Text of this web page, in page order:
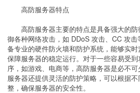
高防服务器特点
高防服务器主要的特点是具备强大的防
御各种网络攻击，如 DDoS 攻击、CC 攻
备专业的硬件防火墙和防护系统，能够实时
保障服务器的稳定运行。对于一些容易受
序，如游戏、电商等，高防服务器是必不
服务器还提供灵活的防护策略，可以根据
整，确保服务器的安全性。